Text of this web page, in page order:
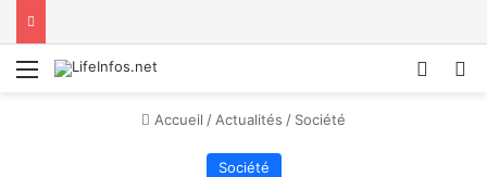
Menu
Accueil / Actualités / Société
Société